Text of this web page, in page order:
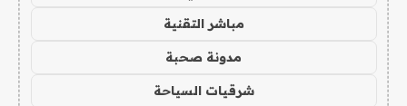
مباشر التقنية
مدونة صحبة
شرقيات السياحة